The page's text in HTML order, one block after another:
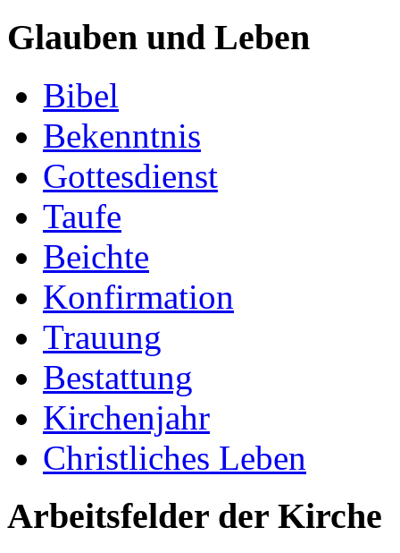
Glauben und Leben
Bibel
Bekenntnis
Gottesdienst
Taufe
Beichte
Konfirmation
Trauung
Bestattung
Kirchenjahr
Christliches Leben
Arbeitsfelder der Kirche